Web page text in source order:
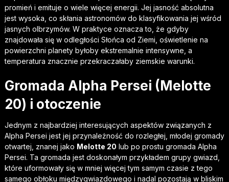
promień i emituje o wiele więcej energii. Jej jasność absolutna
jest wysoka, co skłania astronomów do klasyfikowania jej wśród
jasnych olbrzymów. W praktyce oznacza to, że gdyby
znajdowała się w odległości Słońca od Ziemi, oświetlenie na
powierzchni planety byłoby ekstremalnie intensywne, a
temperatura znacznie przekraczałaby ziemskie warunki.
Gromada Alpha Persei (Melotte
20) i otoczenie
Jednym z najbardziej interesujących aspektów związanych z
Alpha Persei jest jej przynależność do rozległej, młodej gromady
otwartej, znanej jako Melotte 20 lub po prostu gromada Alpha
Persei. Ta gromada jest doskonałym przykładem grupy gwiazd,
które uformowały się w mniej więcej tym samym czasie z tego
samego obłoku międzygwiazdowego i nadal pozostają w bliskim